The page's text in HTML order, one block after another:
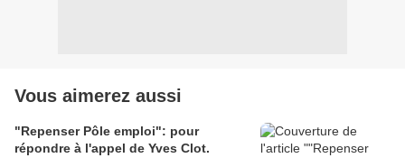
Vous aimerez aussi
"Repenser Pôle emploi": pour
répondre à l'appel de Yves Clot.